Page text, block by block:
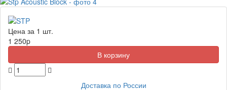
Цена за 1 шт.
1 250p
Доставка по России